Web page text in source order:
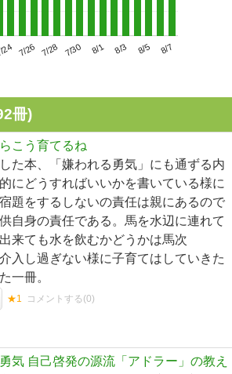
24 7/26 7/28 7/30 8/1 8/3 8/5 8/7
冊)
こう育てるね
た本、「嫌われる勇気」にも通ずる内
にどうすればいいかを書いている様に
題をするしないの責任は親にあるので
自身の責任である。馬を水辺に連れて
来ても水を飲むかどうかは馬次
入し過ぎない様に子育てはしていきた
一冊。
★1 コメントする(0)
気 自己啓発の源流「アドラー」の教え